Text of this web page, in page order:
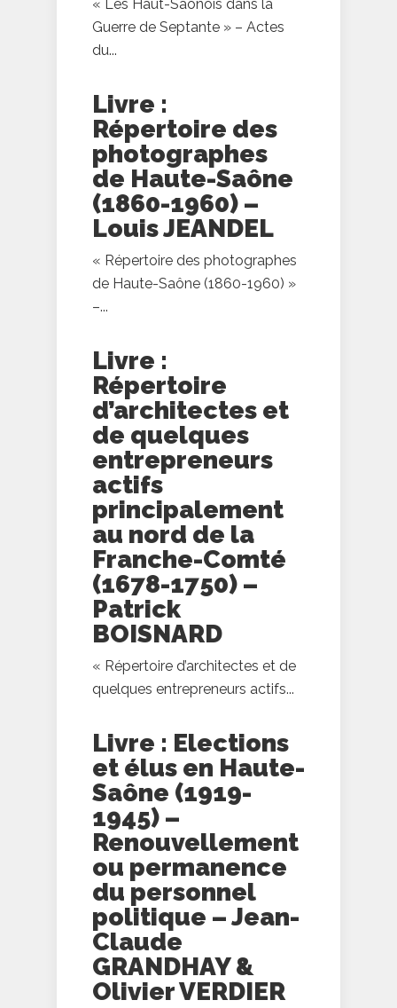
« Les Haut-Saônois dans la
Guerre de Septante » – Actes
du...
Livre :
Répertoire des
photographes
de Haute-Saône
(1860-1960) –
Louis JEANDEL
« Répertoire des photographes
de Haute-Saône (1860-1960) »
–...
Livre :
Répertoire
d’architectes et
de quelques
entrepreneurs
actifs
principalement
au nord de la
Franche-Comté
(1678-1750) –
Patrick
BOISNARD
« Répertoire d’architectes et de
quelques entrepreneurs actifs...
Livre : Elections
et élus en Haute-
Saône (1919-
1945) –
Renouvellement
ou permanence
du personnel
politique – Jean-
Claude
GRANDHAY &
Olivier VERDIER